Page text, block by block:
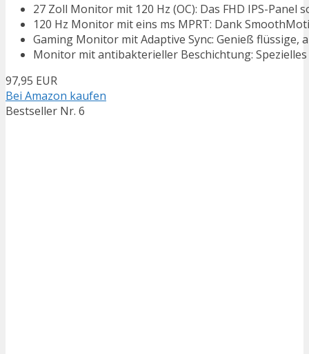
27 Zoll Monitor mit 120 Hz (OC): Das FHD IPS-
120 Hz Monitor mit eins ms MPRT: Dank
Gaming Monitor mit Adaptive Sync: Genieß flüssige,
Monitor mit antibakterieller Beschichtung:
97,95 EUR
Bei Amazon kaufen
Bestseller Nr. 6